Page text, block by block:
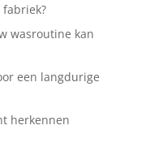
fabriek?
wasroutine kan
een langdurige
herkennen